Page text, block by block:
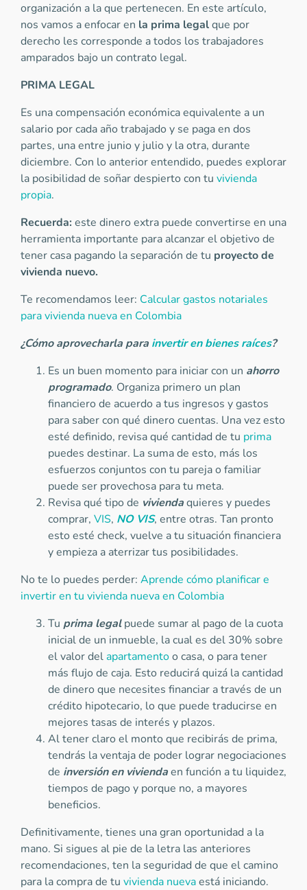
organización a la que pertenecen. En este artículo,
nos vamos a enfocar en la prima legalque por
derecho les corresponde a todos los trabajadores
amparados bajo un contrato legal.
PRIMA LEGAL
Es una compensación económica equivalente a un
salario por cada año trabajado y se paga en dos
partes, una entre junio y julio y la otra, durante
diciembre. Con lo anterior entendido, puedes explorar
la posibilidad de soñar despierto con tu vivienda
propia.
Recuerda:este dinero extra puede convertirse en una
herramienta importante para alcanzar el objetivo de
tener casa pagando la separación de tu proyecto de
vivienda nuevo.
Te recomendamos leer: Calcular gastos notariales
para vivienda nueva en Colombia
¿Cómo aprovecharla para invertir en bienes raíces?
Es un buen momento para iniciar con un ahorro
programado. Organiza primero un plan
financiero de acuerdo a tus ingresos y gastos
para saber con qué dinero cuentas. Una vez esto
esté definido, revisa qué cantidad de tu prima
puedes destinar. La suma de esto, más los
esfuerzos conjuntos con tu pareja o familiar
puede ser provechosa para tu meta.
Revisa qué tipo de viviendaquieres y puedes
comprar, VIS, NO VIS, entre otras. Tan pronto
esto esté check, vuelve a tu situación financiera
y empieza a aterrizar tus posibilidades.
No te lo puedes perder: Aprende cómo planificar e
invertir en tu vivienda nueva en Colombia
Tu prima legalpuede sumar al pago de la cuota
inicial de un inmueble, la cual es del 30% sobre
el valor delapartamentoo casa, o para tener
más flujo de caja. Esto reducirá quizá la cantidad
de dinero que necesites financiar a través de un
crédito hipotecario, lo que puede traducirse en
mejores tasas de interés y plazos.
Al tener claro el monto que recibirás de prima,
tendrás la ventaja de poder lograr negociaciones
de inversión en viviendaen función a tu liquidez,
tiempos de pago y porque no, a mayores
beneficios.
Definitivamente, tienes una gran oportunidad a la
mano. Si sigues al pie de la letra las anteriores
recomendaciones, ten la seguridad de que el camino
para la compra de tu vivienda nuevaestá iniciando.